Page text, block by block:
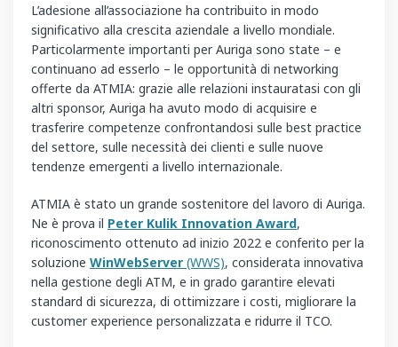
L’adesione all’associazione ha contribuito in modo
significativo alla crescita aziendale a livello mondiale.
Particolarmente importanti per Auriga sono state – e
continuano ad esserlo – le opportunità di networking
offerte da ATMIA: grazie alle relazioni instauratasi con gli
altri sponsor, Auriga ha avuto modo di acquisire e
trasferire competenze confrontandosi sulle best practice
del settore, sulle necessità dei clienti e sulle nuove
tendenze emergenti a livello internazionale.
ATMIA è stato un grande sostenitore del lavoro di Auriga.
Ne è prova il Peter Kulik Innovation Award,
riconoscimento ottenuto ad inizio 2022 e conferito per la
soluzione WinWebServer (WWS), considerata innovativa
nella gestione degli ATM, e in grado garantire elevati
standard di sicurezza, di ottimizzare i costi, migliorare la
customer experience personalizzata e ridurre il TCO.